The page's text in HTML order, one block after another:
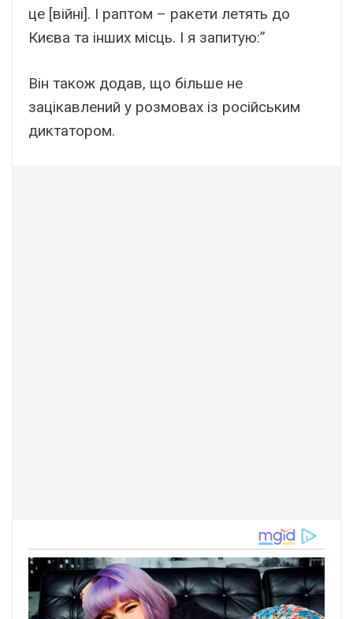
це [війні]. І раптом – ракети летять до
Києва та інших місць. І я запитую:”
Він також додав, що більше не
зацікавлений у розмовах із російським
диктатором.